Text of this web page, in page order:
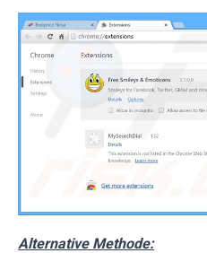
Alternative Methode: